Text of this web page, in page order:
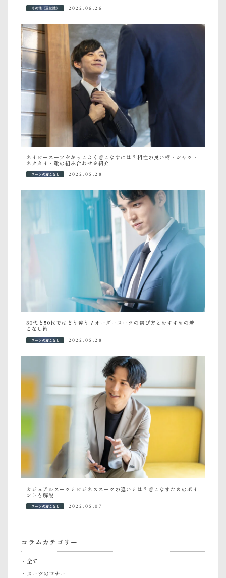
その他（豆知識） 2022.06.26
ネイビースーツをかっこよく着こなすには？相性の良い柄・シャツ・
ネクタイ・靴の組み合わせを紹介
スーツの着こなし 2022.05.28
30代と50代ではどう違う？オーダースーツの選び方とおすすめの着
こなし術
スーツの着こなし 2022.05.28
カジュアルスーツとビジネススーツの違いとは？着こなすためのポイ
ントも解説
スーツの着こなし 2022.05.07
コラムカテゴリー
・全て
・スーツのマナー